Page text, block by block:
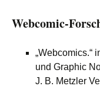
Webcomic-
„Webcomics.“
und Graphic
J. B. Metzler